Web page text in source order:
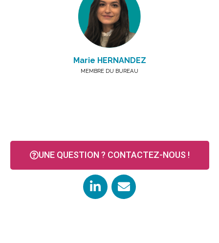
Marie HERNANDEZ
MEMBRE DU BUREAU
UNE QUESTION ? CONTACTEZ-NOUS !